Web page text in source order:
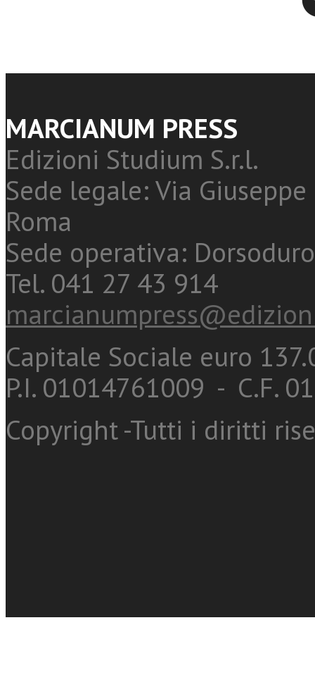
MARCIANUM PRESS
Edizioni Studium S.r.l.
Sede legale: Via
Roma
Sede operativa:
Tel. 041 27 43 914
Capitale Sociale euro
P.I. 01014761009 - C.F.
Copyright -Tutti i diritti